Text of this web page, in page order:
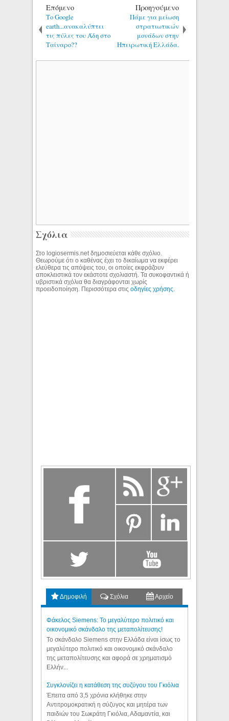
Επόμενο
Το Google
earth...ανακαλύπτει
τις πύλες του Άδη στο
Ταίναρο??
Προηγούμενο
Πάμε για μείωση
στρατιωτικών
μονάδων στην
Ηπειρωτική Ελλάδα.
Σχόλια
Στο logiosermis.net δημοσιεύεται κάθε σχόλιο.
Θεωρούμε ότι ο καθένας έχει το δικαίωμα να εκφέρει
ελεύθερα τις απόψεις του, οι οποίες εκφράζουν
αποκλειστικά τον εκάστοτε σχολιαστή. Τα συκοφαντικά ή
υβριστικά σχόλια θα διαγράφονται χωρίς
προειδοποίηση. Περισσότερα στιςοδηγίες χρήσης
Δημοφιλή Σχόλια Αρχείο
Φάκελος Siemens: Το μεγαλύτερο πολιτικό και
οικονομικό σκάνδαλο της μεταπολίτευσης!
Το σκάνδαλο Siemens στην Ελλάδα είναι ίσως το
μεγαλύτερο πολιτικό και οικονομικό σκάνδαλο
της μεταπολίτευσης και αφορά σε χρηματισμό
Ελλήν...
Συγκλονίζει η κατάθεση της συζύγου του Γκιόλια
Έπειτα από 3,5 χρόνια κλήθηκε στην
Αντιτρομοκρατική η σύζυγος και μητέρα των
παιδιών του Σωκράτη Γκιόλια, Αδαμαντία, και